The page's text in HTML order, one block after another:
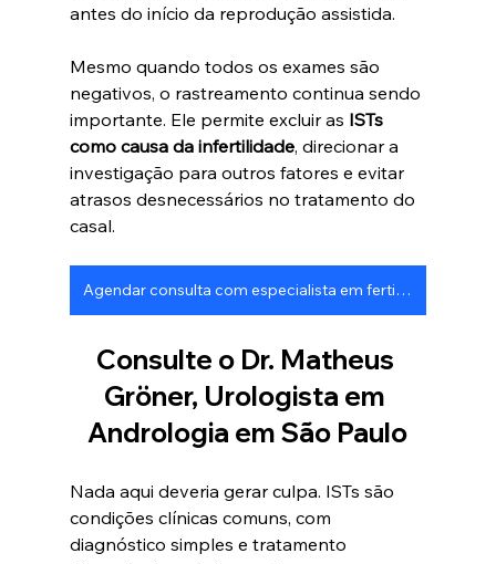
antes do início da reprodução assistida.
Mesmo quando todos os exames são
negativos, o rastreamento continua sendo
importante. Ele permite excluir as ISTs
como causa da infertilidade, direcionar a
investigação para outros fatores e evitar
atrasos desnecessários no tratamento do
casal.
Agendar consulta com especialista em fertilidade em São Paulo
Consulte o Dr. Matheus
Gröner, Urologista em
Andrologia em São Paulo
Nada aqui deveria gerar culpa. ISTs são
condições clínicas comuns, com
diagnóstico simples e tratamento